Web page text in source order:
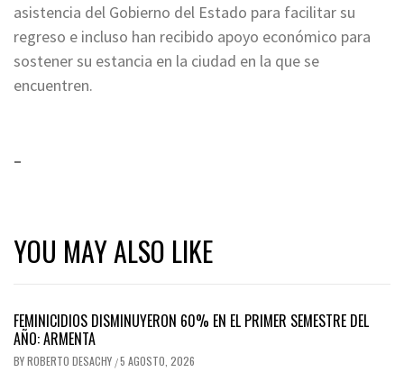
asistencia del Gobierno del Estado para facilitar su
regreso e incluso han recibido apoyo económico para
sostener su estancia en la ciudad en la que se
encuentren.
–
YOU MAY ALSO LIKE
FEMINICIDIOS DISMINUYERON 60% EN EL PRIMER SEMESTRE DEL
AÑO: ARMENTA
BYROBERTO DESACHY /5 AGOSTO, 2026